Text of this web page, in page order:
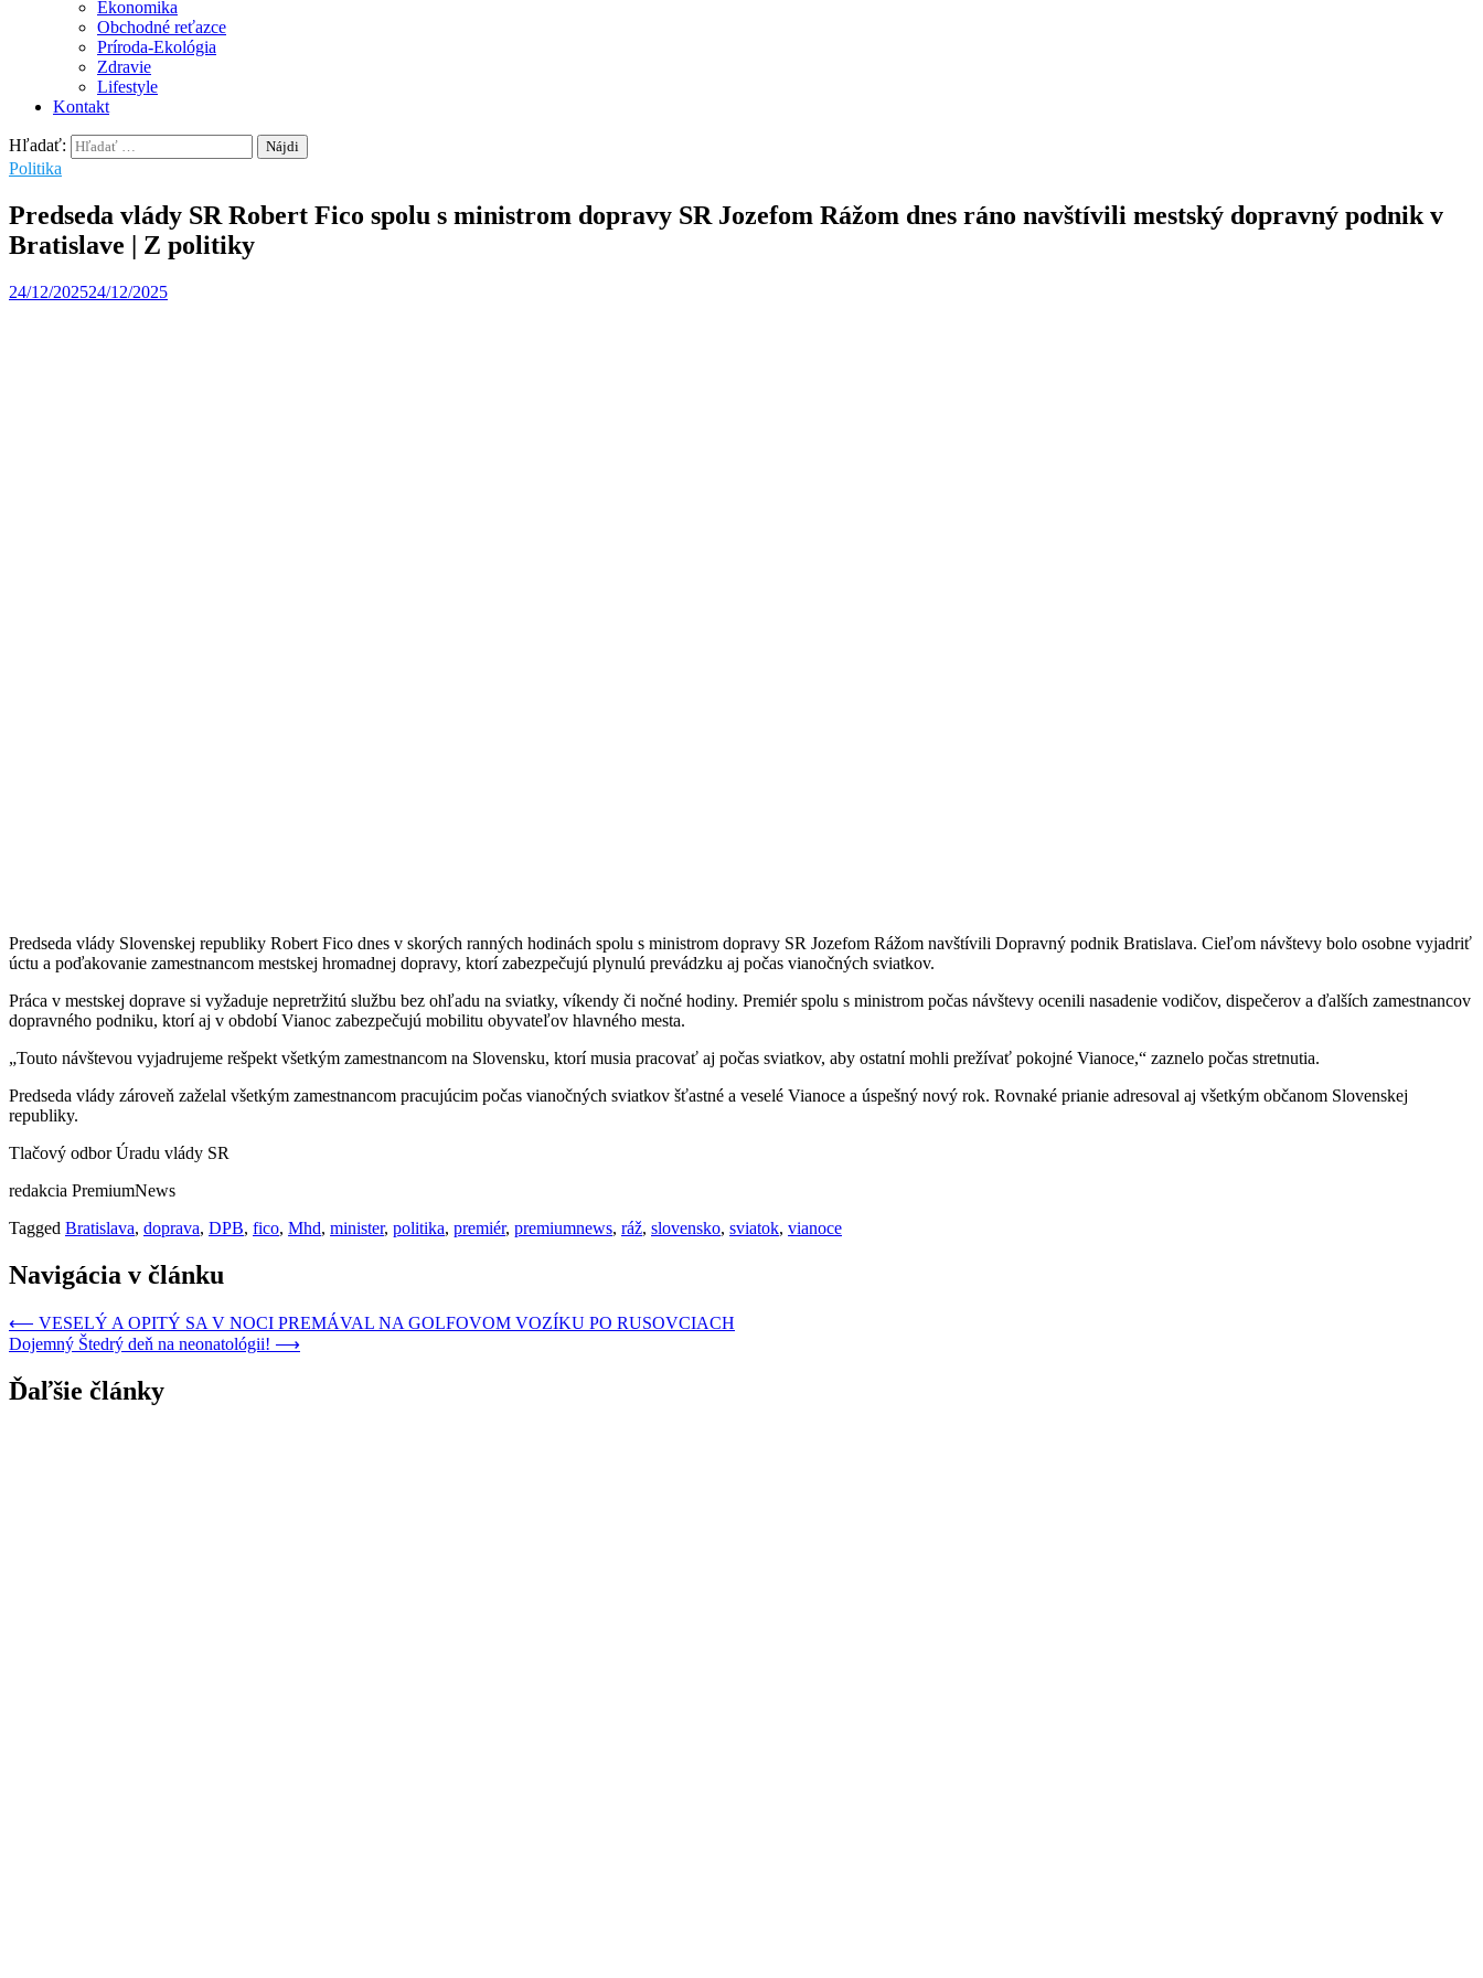
Ekonomika
Obchodné reťazce
Príroda-Ekológia
Zdravie
Lifestyle
Kontakt
Hľadať:
Politika
Predseda vlády SR Robert Fico spolu s ministrom dopravy SR Jozefom Rážom dnes ráno navštívili mestský dopravný podnik v
Bratislave | Z politiky
24/12/202524/12/2025
Predseda vlády Slovenskej republiky Robert Fico dnes v skorých ranných hodinách spolu s ministrom dopravy SR Jozefom Rážom navštívili Dopravný podnik Bratislava. Cieľom návštevy bolo osobne vyjadriť
úctu a poďakovanie zamestnancom mestskej hromadnej dopravy, ktorí zabezpečujú plynulú prevádzku aj počas vianočných sviatkov.
Práca v mestskej doprave si vyžaduje nepretržitú službu bez ohľadu na sviatky, víkendy či nočné hodiny. Premiér spolu s ministrom počas návštevy ocenili nasadenie vodičov, dispečerov a ďalších zamestnancov
dopravného podniku, ktorí aj v období Vianoc zabezpečujú mobilitu obyvateľov hlavného mesta.
„Touto návštevou vyjadrujeme rešpekt všetkým zamestnancom na Slovensku, ktorí musia pracovať aj počas sviatkov, aby ostatní mohli prežívať pokojné Vianoce,“ zaznelo počas stretnutia.
Predseda vlády zároveň zaželal všetkým zamestnancom pracujúcim počas vianočných sviatkov šťastné a veselé Vianoce a úspešný nový rok. Rovnaké prianie adresoval aj všetkým občanom Slovenskej
republiky.
Tlačový odbor Úradu vlády SR
redakcia PremiumNews
Tagged Bratislava, doprava, DPB, fico, Mhd, minister, politika, premiér, premiumnews, ráž, slovensko, sviatok, vianoce
Navigácia v článku
⟵ VESELÝ A OPITÝ SA V NOCI PREMÁVAL NA GOLFOVOM VOZÍKU PO RUSOVCIACH
Dojemný Štedrý deň na neonatológii! ⟶
Ďaľšie články